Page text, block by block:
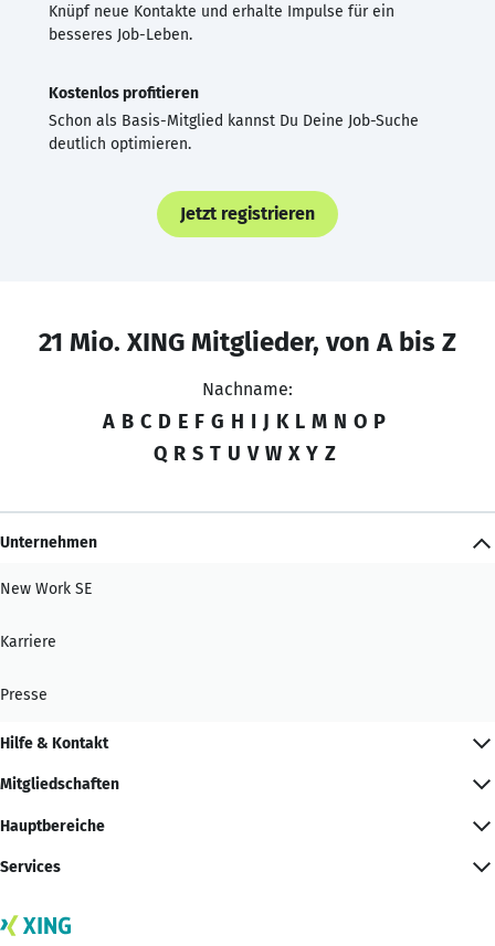
Knüpf neue Kontakte und erhalte Impulse für ein
besseres Job-Leben.
Kostenlos profitieren
Schon als Basis-Mitglied kannst Du Deine Job-Suche
deutlich optimieren.
Jetzt registrieren
21 Mio. XING Mitglieder, von A bis Z
Nachname:
A B C D E F G H I J K L M N O P
Q R S T U V W X Y Z
Unternehmen
New Work SE
Karriere
Presse
Hilfe & Kontakt
Mitgliedschaften
Hauptbereiche
Services